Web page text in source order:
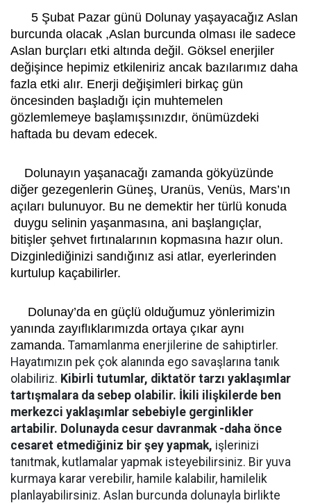
5 Şubat Pazar günü Dolunay yaşayacağız Aslan
burcunda olacak ,Aslan burcunda olması ile sadece
Aslan burçları etki altında değil. Göksel enerjiler
değişince hepimiz etkileniriz ancak bazılarımız daha
fazla etki alır. Enerji değişimleri birkaç gün
öncesinden başladığı için muhtemelen
gözlemlemeye başlamışsınızdır, önümüzdeki
haftada bu devam edecek.
Dolunayın yaşanacağı zamanda gökyüzünde
diğer gezegenlerin Güneş, Uranüs, Venüs, Mars’ın
açıları bulunuyor. Bu ne demektir her türlü konuda
duygu selinin yaşanmasına, ani başlangıçlar,
bitişler şehvet fırtınalarının kopmasına hazır olun.
Dizginlediğinizi sandığınız asi atlar, eyerlerinden
kurtulup kaçabilirler.
Dolunay’da en güçlü olduğumuz yönlerimizin
yanında zayıflıklarımızda ortaya çıkar aynı
zamanda. Tamamlanma enerjilerine de sahiptirler.
Hayatımızın pek çok alanında ego savaşlarına tanık
olabiliriz. Kibirli tutumlar, diktatör tarzı yaklaşımlar
tartışmalara da sebep olabilir. İkili ilişkilerde ben
merkezci yaklaşımlar sebebiyle gerginlikler
artabilir. Dolunayda cesur davranmak -daha önce
cesaret etmediğiniz bir şey yapmak, işlerinizi
tanıtmak, kutlamalar yapmak isteyebilirsiniz. Bir yuva
kurmaya karar verebilir, hamile kalabilir, hamilelik
planlayabilirsiniz. Aslan burcunda dolunayla birlikte